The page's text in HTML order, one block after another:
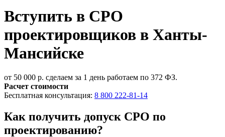
Вступить в СРО
проектировщиков в Ханты-
Мансийске
от 50 000 р. сделаем за 1 день работаем по 372 ФЗ.
Расчет стоимости
Бесплатная консультация: 8 800 222-81-14
Как получить допуск СРО по
проектированию?